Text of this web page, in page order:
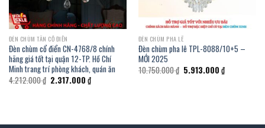
ĐÈN CHÙM TÂN CỔ ĐIỂN
Đèn chùm cổ điển CN-4768/8 chính
hãng giá tốt tại quận 12-TP. Hồ Chí
Minh trang trí phòng khách, quán ăn
4.212.000₫ Giá
gốc
2.317.000 ₫Giá
hiện
ĐÈN CHÙM PHA LÊ
Đèn chùm pha lê TPL-8088/10+5 –
MỚI 2025
10.750.000₫ Giá
gốc
5.913.000 ₫Giá
hiện